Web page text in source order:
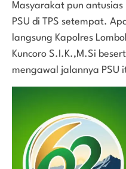
Masyarakat pun
PSU di TPS setempat.
langsung Kapolres
Kuncoro S.I.K.,M.Si
mengawal jalannya PSU